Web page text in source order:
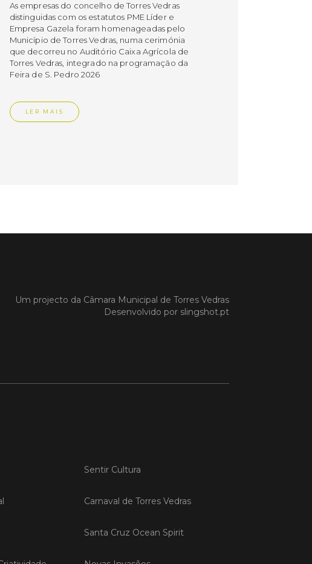
As empresas do concelho de Torres Vedras
distinguidas com os estatutos PME Líder e
Empresa Gazela foram homenageadas pelo
Município de Torres Vedras, numa cerimónia
que decorreu no Auditório Caixa Agrícola de
Torres Vedras, integrado na programação da
Feira de S. Pedro 2026
LER MAIS
iniciativas focadas na inovação, criação de
competências empreendedoras.
Um projecto da Câmara Municipal de Torres Vedras
Desenvolvido por slingshot.pt
Sentir Cultura
Carnaval de Torres Vedras
Santa Cruz Ocean Spirit